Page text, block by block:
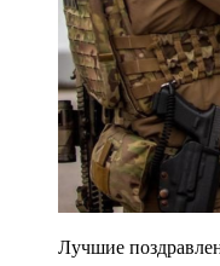
Лучшие